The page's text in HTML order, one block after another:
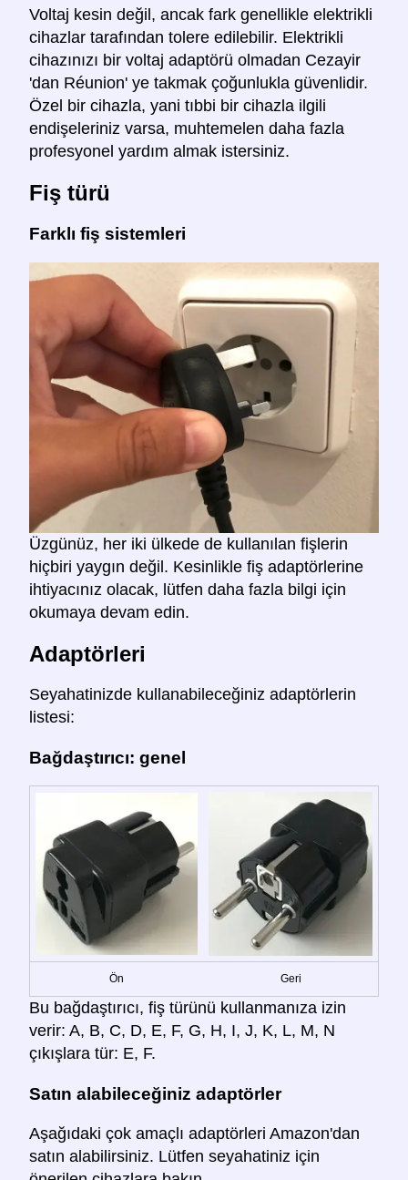
Voltaj kesin değil, ancak fark genellikle elektrikli
cihazlar tarafından tolere edilebilir. Elektrikli
cihazınızı bir voltaj adaptörü olmadan Cezayir
'dan Réunion' ye takmak çoğunlukla güvenlidir.
Özel bir cihazla, yani tıbbi bir cihazla ilgili
endişeleriniz varsa, muhtemelen daha fazla
profesyonel yardım almak istersiniz.
Fiş türü
Farklı fiş sistemleri
Üzgünüz, her iki ülkede de kullanılan fişlerin
hiçbiri yaygın değil. Kesinlikle fiş adaptörlerine
ihtiyacınız olacak, lütfen daha fazla bilgi için
okumaya devam edin.
Adaptörleri
Seyahatinizde kullanabileceğiniz adaptörlerin
listesi:
Bağdaştırıcı: genel
Ön Geri
Bu bağdaştırıcı, fiş türünü kullanmanıza izin
verir: A, B, C, D, E, F, G, H, I, J, K, L, M, N
çıkışlara tür: E, F.
Satın alabileceğiniz adaptörler
Aşağıdaki çok amaçlı adaptörleri Amazon'dan
satın alabilirsiniz. Lütfen seyahatiniz için